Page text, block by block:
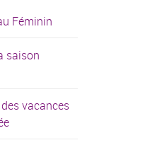
Féminin
saison
vacances